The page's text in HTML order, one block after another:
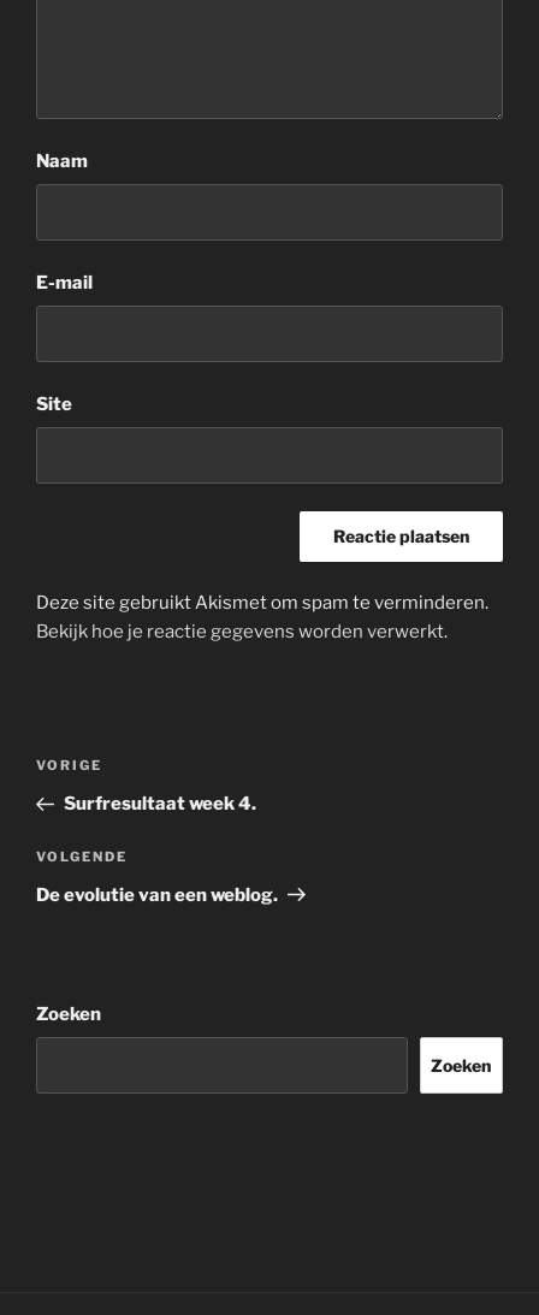
Naam
E-mail
Site
Deze site gebruikt Akismet om spam te verminderen.
Bekijk hoe je reactie gegevens worden verwerkt.
Bericht
Vorig
bericht
VORIGE
Surfresultaat week 4.
Volgend
bericht
VOLGENDE
De evolutie van een weblog.
Zoeken
Zoeken